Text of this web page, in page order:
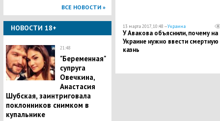
ВСЕ НОВОСТИ »
НОВОСТИ 18+
21:48
"Беременная"
супруга
Овечкина,
Анастасия
Шубская, заинтриговала
поклонников снимком в
купальнике
13 марта 2017, 10:48 —Украина
У Авакова объяснили, почему на
Украине нужно ввести смертную
казнь